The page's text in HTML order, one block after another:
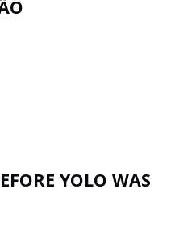
YOLO WAS